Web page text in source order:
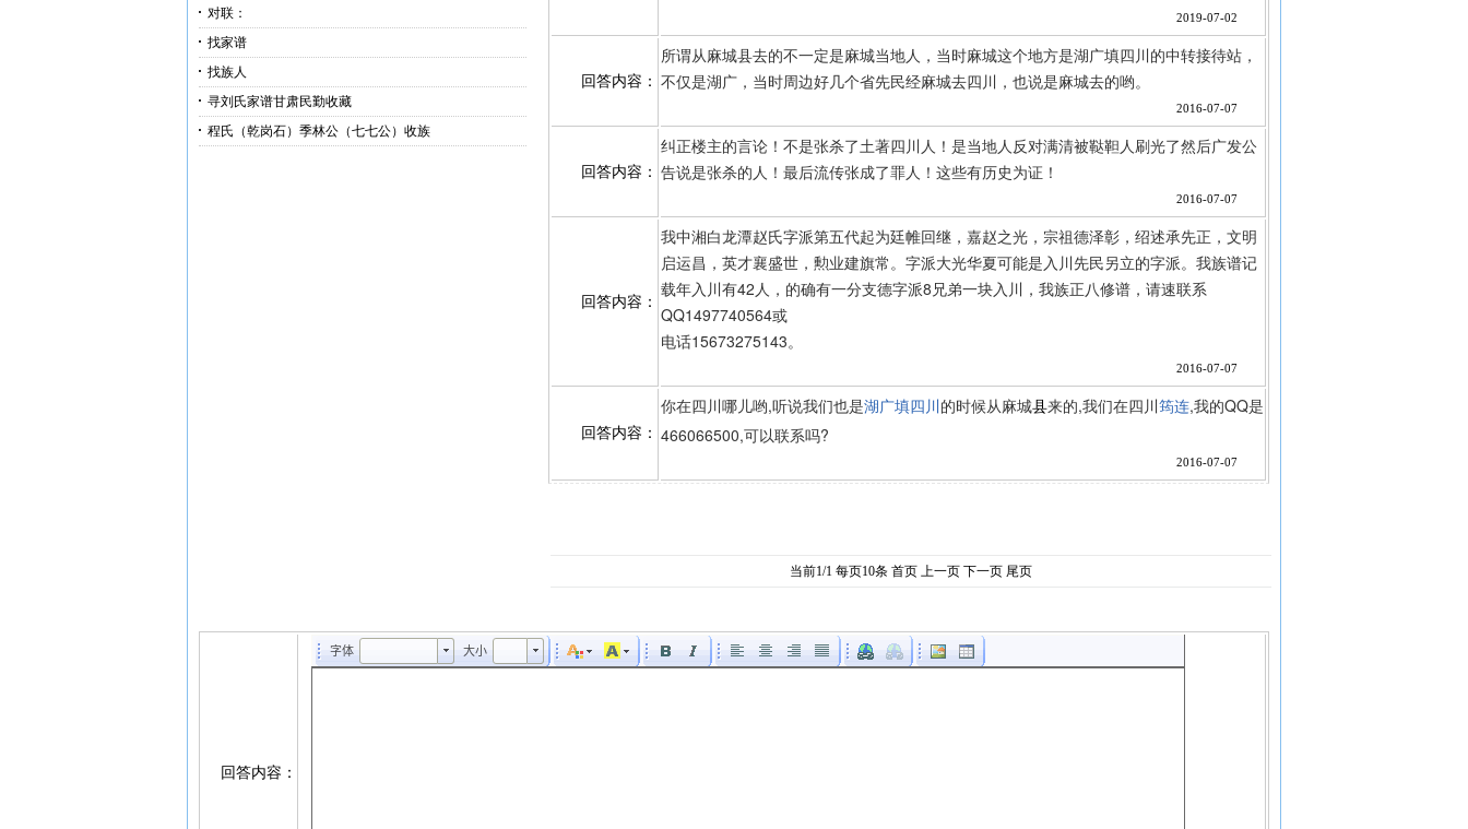
对联：
找家谱
找族人
寻刘氏家谱甘肃民勤收藏
程氏（乾岗石）季林公（七七公）收族
2019-07-02
回答内容：
所谓从麻城县去的不一定是麻城当地人，当时麻城这个地方是湖广填四川的中转接待站，
不仅是湖广，当时周边好几个省先民经麻城去四川，也说是麻城去的哟。
2016-07-07
回答内容：
纠正楼主的言论！不是张杀了土著四川人！是当地人反对满清被鞑靼人刷光了然后广发公
告说是张杀的人！最后流传张成了罪人！这些有历史为证！
2016-07-07
回答内容：
我中湘白龙潭赵氏字派第五代起为廷帷回继，嘉赵之光，宗祖德泽彰，绍述承先正，文明
启运昌，英才襄盛世，勲业建旗常。字派大光华夏可能是入川先民另立的字派。我族谱记
载年入川有42人，的确有一分支德字派8兄弟一块入川，我族正八修谱，请速联系
QQ1497740564或
电话15673275143。
2016-07-07
回答内容：
你在四川哪儿哟,听说我们也是湖广填四川的时候从麻城县来的,我们在四川筠连,我的QQ是
466066500,可以联系吗?
2016-07-07
当前1/1 每页10条 首页 上一页 下一页 尾页
回答内容：
字体 大小